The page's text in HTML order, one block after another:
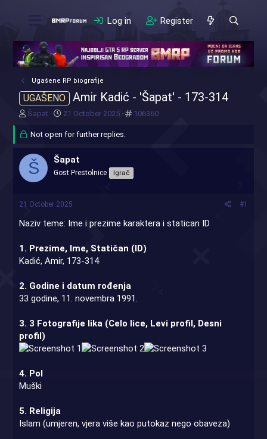
Log in Register
Ugašene RP biografije
UGAŠENO Amir Kadić - 'Šapat' - 173-314
T
r
a
d
t
Šapat
S
a
t
d
a
21 October 2025 #106360
Not open for further replies.
Š Šapat
Gost Prestolnice Igrač
21 October 2025 #1
Naziv teme: Ime i prezime karaktera i statican ID
1. Prezime, Ime, Statičan (ID)
Kadić, Amir, 173-314
2. Godine i datum rođenja
33 godine, 11. novembra 1991.
3. 3 Fotografije lika (Celo lice, Levi profil, Desni
profil)
4. Pol
Muški
5. Religija
Islam (umjeren, vjera više kao putokaz nego obaveza)